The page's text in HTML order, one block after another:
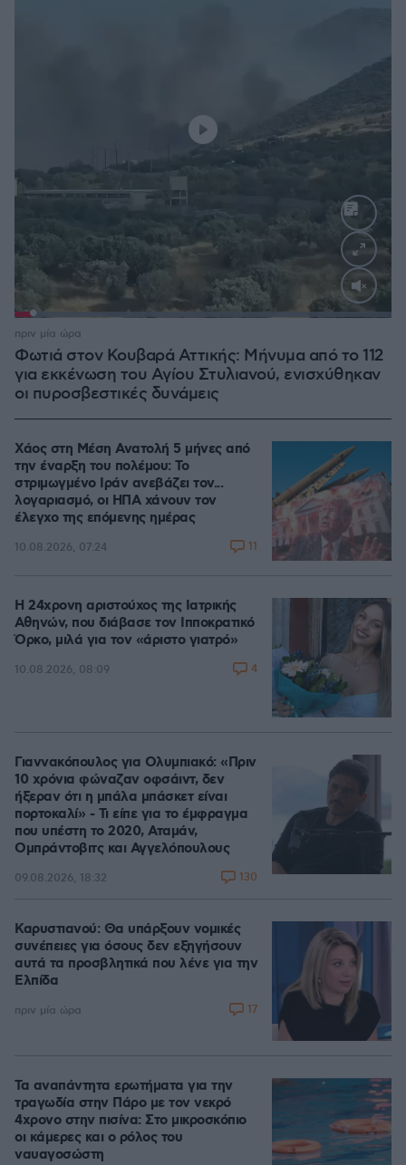
Loaded
Φωτιά στον Κουβαρά Αττικής: Μήνυμα από το 112
για εκκένωση του Αγίου Στυλιανού, ενισχύθηκαν
οι πυροσβεστικές δυνάμεις
πριν μία ώρα
Χάος στη Μέση Ανατολή 5 μήνες από
την έναρξη του πολέμου: Το
στριμωγμένο Ιράν ανεβάζει τον...
λογαριασμό, οι ΗΠΑ χάνουν τον
έλεγχο της επόμενης ημέρας
10.08.2026, 07:24 11
Η 24χρονη αριστούχος της Ιατρικής
Αθηνών, που διάβασε τον Ιπποκρατικό
Όρκο, μιλά για τον «άριστο γιατρό»
10.08.2026, 08:09 4
Γιαννακόπουλος για Ολυμπιακό: «Πριν
10 χρόνια φώναζαν οφσάιντ, δεν
ήξεραν ότι η μπάλα μπάσκετ είναι
πορτοκαλί» - Τι είπε για το έμφραγμα
που υπέστη το 2020, Αταμάν,
Ομπράντοβιτς και Αγγελόπουλους
09.08.2026, 18:32 130
Καρυστιανού: Θα υπάρξουν νομικές
συνέπειες για όσους δεν εξηγήσουν
αυτά τα προσβλητικά που λένε για την
Ελπίδα
πριν μία ώρα 17
Τα αναπάντητα ερωτήματα για την
τραγωδία στην Πάρο με τον νεκρό
4χρονο στην πισίνα: Στο μικροσκόπιο
οι κάμερες και ο ρόλος του
ναυαγοσώστη